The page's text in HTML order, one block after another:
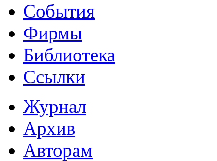
События
Фирмы
Библиотека
Ссылки
Журнал
Архив
Авторам